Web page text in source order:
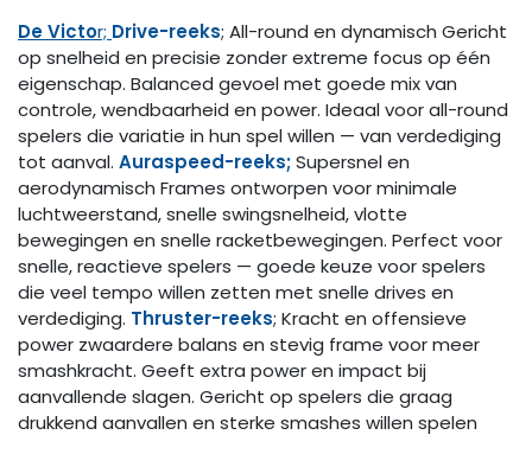
De Victor; Drive-reeks; All-round en dynamisch️ Gericht
op snelheid en precisie zonder extreme focus op één
eigenschap.️ Balanced gevoel met goede mix van
controle, wendbaarheid en power. Ideaal voor all-round
spelers die variatie in hun spel willen — van verdediging
tot aanval. Auraspeed-reeks;Supersnel en
aerodynamisch️ Frames ontworpen voor minimale
luchtweerstand,️ snelle swingsnelheid, vlotte
bewegingen en snelle racketbewegingen. Perfect voor
snelle, reactieve spelers — goede keuze voor spelers
die veel tempo willen zetten met snelle drives en
verdediging. Thruster-reeks; Kracht en offensieve
power️ zwaardere balans en stevig frame voor meer
smashkracht. Geeft extra power en impact bij
aanvallende slagen. Gericht op spelers die graag
drukkend aanvallen en sterke smashes willen spelen